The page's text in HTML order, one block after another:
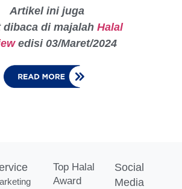
Artikel ini juga
dibacadi majalahHalal
edisi03/Maret/2024
Top Halal
Award
Social
Media